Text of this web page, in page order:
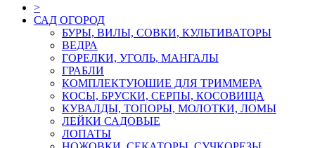
>
САД ОГОРОД
БУРЫ, ВИЛЫ, СОВКИ, КУЛЬТИВАТОРЫ
ВЕДРА
ГОРЕЛКИ, УГОЛЬ, МАНГАЛЫ
ГРАБЛИ
КОМПЛЕКТУЮШИЕ ДЛЯ ТРИММЕРА
КОСЫ, БРУСКИ, СЕРПЫ, КОСОВИЩА
КУВАЛДЫ, ТОПОРЫ, МОЛОТКИ, ЛОМЫ
ЛЕЙКИ САДОВЫЕ
ЛОПАТЫ